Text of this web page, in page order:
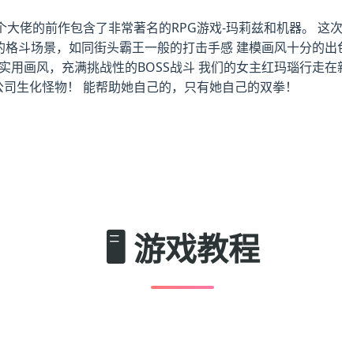
佬的前作包含了非常著名的RPG游戏-玛莉兹和机器。 这
斗场景，如同街头霸王一般的打击手感 建模画风十分的
画风，充满挑战性的BOSS战斗 我们的女主红玛瑙行走
生化怪物！ 能帮助她自己的，只有她自己的双拳！
🖥️ 游戏教程